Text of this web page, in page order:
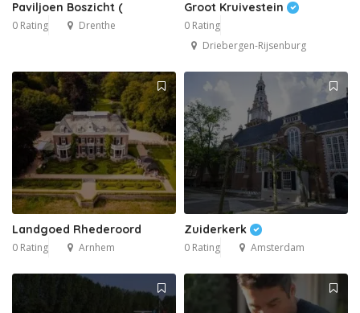
Paviljoen Boszicht (
0 Rating Drenthe
Groot Kruivestein
0 Rating
Driebergen-Rijsenburg
Landgoed Rhederoord
0 Rating Arnhem
Zuiderkerk
0 Rating Amsterdam